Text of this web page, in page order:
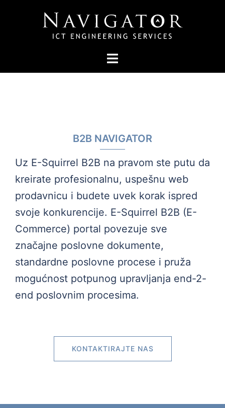
Toggle
B2B NAVIGATOR
Uz E-Squirrel B2B na pravom ste putu da
kreirate profesionalnu, uspešnu web
prodavnicu i budete uvek korak ispred
svoje konkurencije. E-Squirrel B2B (E-
Commerce) portal povezuje sve
značajne poslovne dokumente,
standardne poslovne procese i pruža
mogućnost potpunog upravljanja end-2-
end poslovnim procesima.
KONTAKTIRAJTE NAS